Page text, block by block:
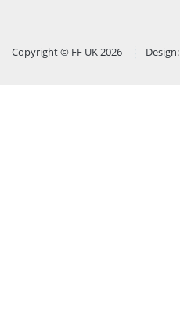
Copyright © FF UK 2026 Design: